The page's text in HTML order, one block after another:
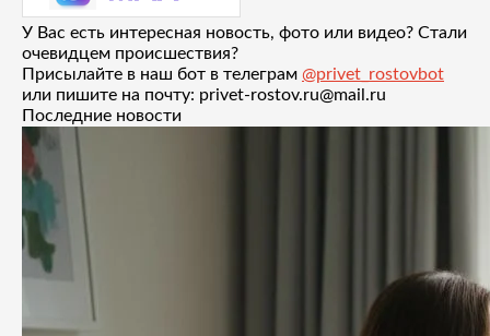
У Вас есть интересная новость, фото или видео? Стали
очевидцем происшествия?
Присылайте в наш бот в телеграм @privet_rostovbot
или пишите на почту: privet-rostov.ru@mail.ru
Последние новости